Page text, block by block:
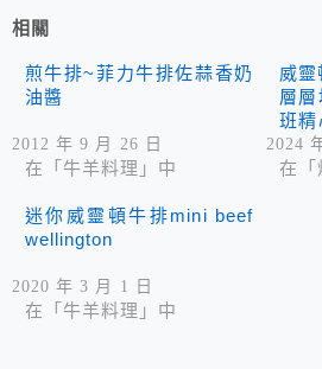
相關
煎牛排~菲力牛排佐蒜香奶
油醬
2012 年 9 月 26 日
在「牛羊料理」中
威
層
班
飪實
2024
在「
迷你威靈頓牛排mini beef
wellington
2020 年 3 月 1 日
在「牛羊料理」中